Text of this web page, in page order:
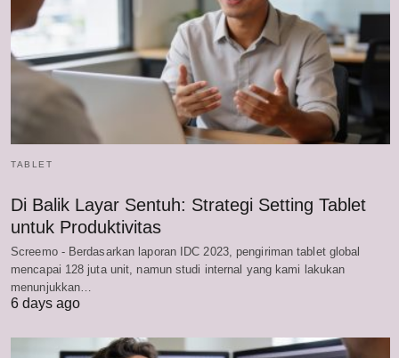
TABLET
Di Balik Layar Sentuh: Strategi Setting Tablet
untuk Produktivitas
Screemo - Berdasarkan laporan IDC 2023, pengiriman tablet global
mencapai 128 juta unit, namun studi internal yang kami lakukan
menunjukkan…
6 days ago